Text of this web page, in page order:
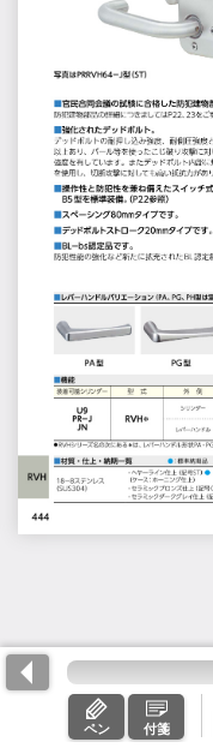
ペン 付箋